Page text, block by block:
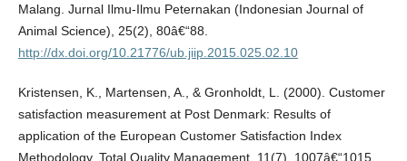
Malang. Jurnal Ilmu-Ilmu Peternakan (Indonesian Journal of
Animal Science), 25(2), 80â€“88.
http://dx.doi.org/10.21776/ub.jiip.2015.025.02.10
Kristensen, K., Martensen, A., & Gronholdt, L. (2000). Customer
satisfaction measurement at Post Denmark: Results of
application of the European Customer Satisfaction Index
Methodology. Total Quality Management, 11(7), 1007â€“1015.